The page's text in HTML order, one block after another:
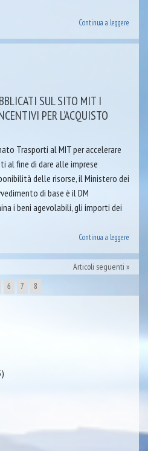
Continua a leggere
SUL SITO MIT I
PER L’ACQUISTO
Trasporti al MIT per accelerare
al fine di dare alle imprese
delle risorse, il Ministero dei
di base è il DM
i beni agevolabili, gli importi dei
Continua a leggere
Articoli seguenti
6 7 8